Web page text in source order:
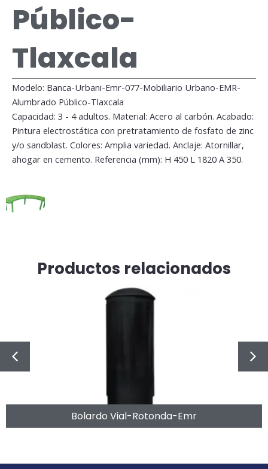
Público-
Tlaxcala
Modelo: Banca-Urbani-Emr-077-Mobiliario Urbano-EMR-
Alumbrado Público-Tlaxcala
Capacidad: 3 - 4 adultos. Material: Acero al carbón. Acabado:
Pintura electrostática con pretratamiento de fosfato de zinc
y/o sandblast. Colores: Amplia variedad. Anclaje: Atornillar,
ahogar en cemento. Referencia (mm): H 450 L 1820 A 350.
Productos relacionados
Bolardo Vial-Rotonda-Emr